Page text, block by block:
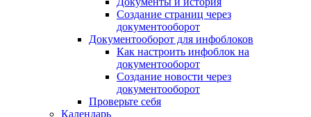
Создание страниц через
документооборот
Документооборот для инфоблоков
Как настроить инфоблок на
документооборот
Создание новости через
документооборот
Проверьте себя
Календарь